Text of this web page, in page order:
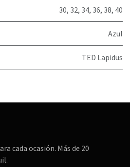
30, 32, 34, 36, 38, 40
Azul
TED Lapidus
cada ocasión. Más de 20